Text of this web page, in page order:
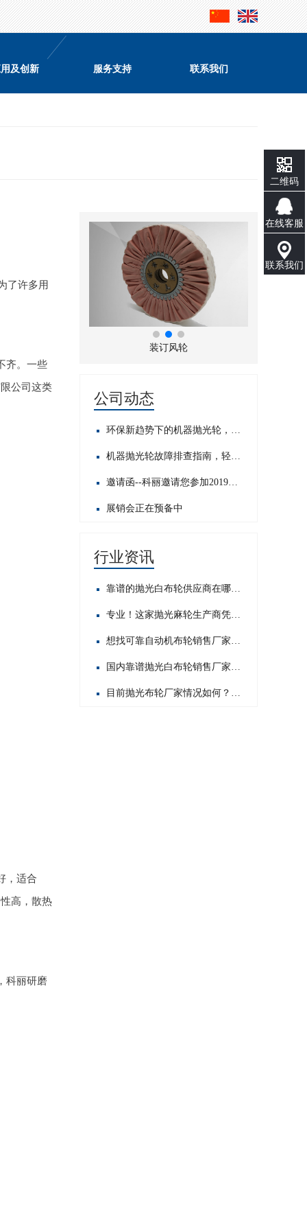
及创新 服务支持 联系我们
了许多用
齐。一些
公司这类
，适合
高，散热
科丽研磨
装订风轮
公司动态
环保新趋势下的机器抛光轮，发展前景如何？
机器抛光轮故障排查指南，轻松应对常见问题​
邀请函--科丽邀请您参加2019中国国际五金展
展销会正在预备中
行业资讯
靠谱的抛光白布轮供应商在哪？这几家值得你重点关注！
专业！这家抛光麻轮生产商凭啥在行业内脱颖而出？
想找可靠自动机布轮销售厂家？这几家值得你重点关注！
国内靠谱抛光白布轮销售厂家大搜罗，哪家才是你的心头好？
目前抛光布轮厂家情况如何？带你了解行业背后的那些事儿
二维码
在线客服
联系我们